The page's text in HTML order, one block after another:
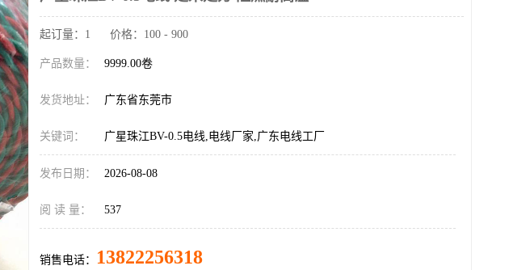
起订量：1 价格：100 - 900
产品数量： 9999.00卷
发货地址： 广东省东莞市
关键词： 广星珠江BV-0.5电线,电线厂家,广东电线工厂
发布日期： 2026-08-08
阅 读 量： 537
销售电话： 13822256318